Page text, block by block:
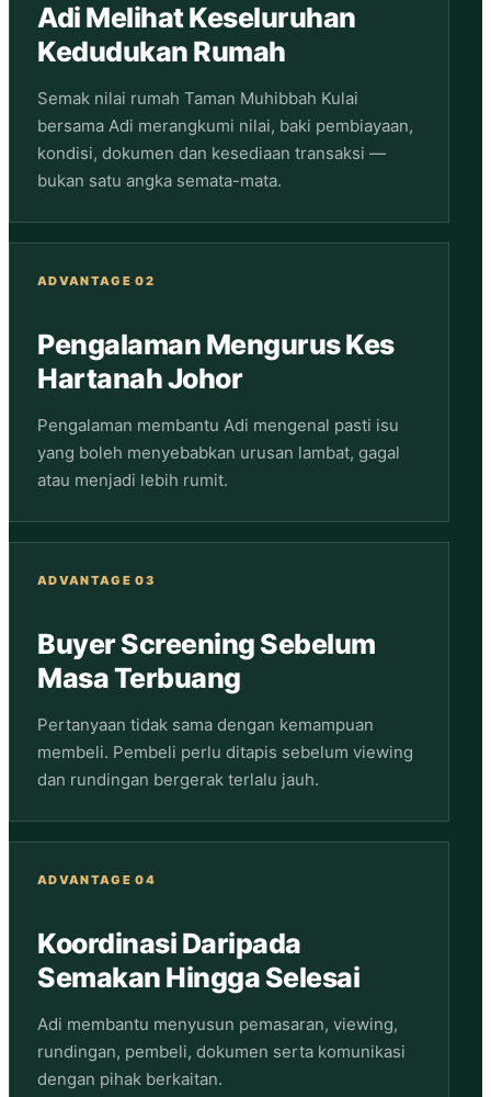
Adi Melihat Keseluruhan
Kedudukan Rumah
Semak nilai rumah Taman Muhibbah Kulai
bersama Adi merangkumi nilai, baki pembiayaan,
kondisi, dokumen dan kesediaan transaksi —
bukan satu angka semata-mata.
ADVANTAGE 02
Pengalaman Mengurus Kes
Hartanah Johor
Pengalaman membantu Adi mengenal pasti isu
yang boleh menyebabkan urusan lambat, gagal
atau menjadi lebih rumit.
ADVANTAGE 03
Buyer Screening Sebelum
Masa Terbuang
Pertanyaan tidak sama dengan kemampuan
membeli. Pembeli perlu ditapis sebelum viewing
dan rundingan bergerak terlalu jauh.
ADVANTAGE 04
Koordinasi Daripada
Semakan Hingga Selesai
Adi membantu menyusun pemasaran, viewing,
rundingan, pembeli, dokumen serta komunikasi
dengan pihak berkaitan.